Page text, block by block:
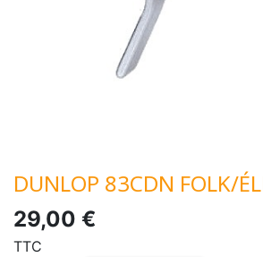
DUNLOP 83CDN FOLK/
29,00 €
TTC